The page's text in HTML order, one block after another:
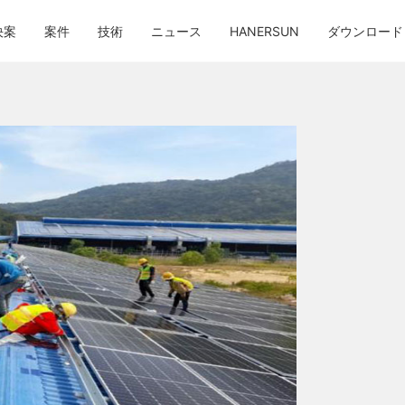
案 案件 技術 ニュース HANERSUN ダウンロード